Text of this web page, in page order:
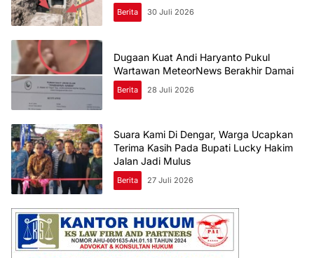
Berita 30 Juli 2026
Dugaan Kuat Andi Haryanto Pukul
Wartawan MeteorNews Berakhir Damai
Berita 28 Juli 2026
Suara Kami Di Dengar, Warga Ucapkan
Terima Kasih Pada Bupati Lucky Hakim
Jalan Jadi Mulus
Berita 27 Juli 2026